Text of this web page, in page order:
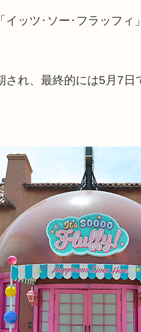
ッツ･ソー･フラッフ
れ、最終的には5月7日